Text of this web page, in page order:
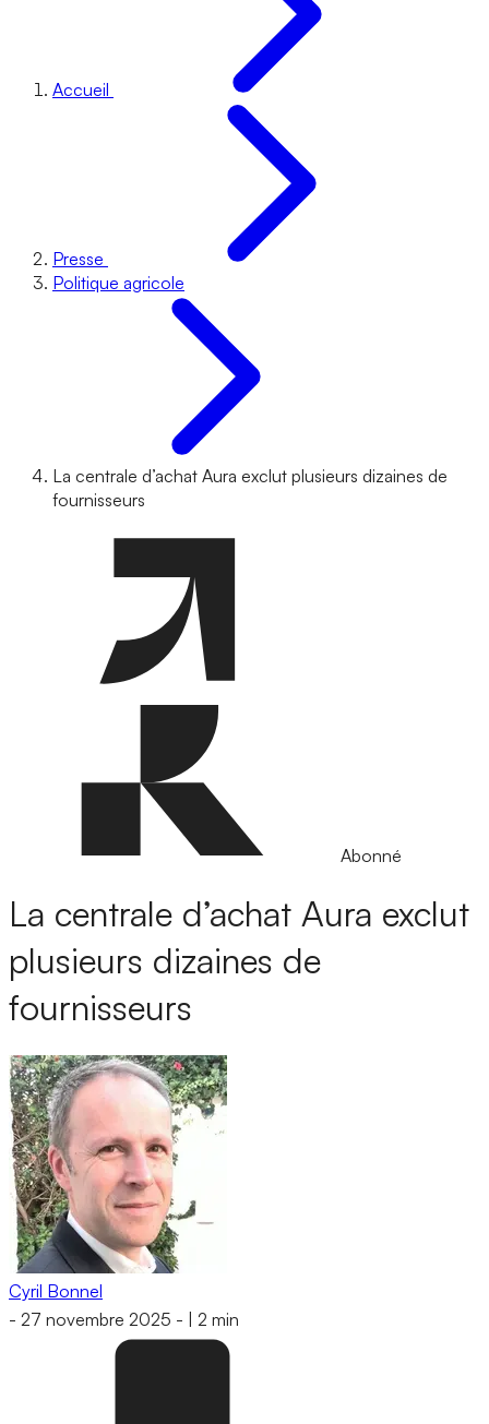
Accueil
Presse
Politique agricole
La centrale d’achat Aura exclut plusieurs dizaines de
fournisseurs
Abonné
La centrale d’achat Aura exclut
plusieurs dizaines de
fournisseurs
Cyril Bonnel
- 27 novembre 2025 - 2 min